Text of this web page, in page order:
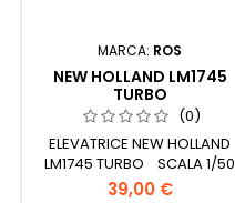
MARCA: ROS
NEW HOLLAND LM1745
TURBO
(0)
ELEVATRICE NEW HOLLAND
LM1745 TURBO SCALA 1/50
39,00 €